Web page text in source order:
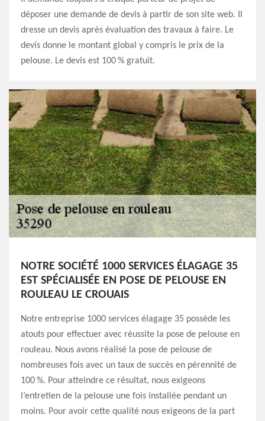
déposer une demande de devis à partir de son site web. Il
dresse un devis après évaluation des travaux à faire. Le
devis donne le montant global y compris le prix de la
pelouse. Le devis est 100 % gratuit.
NOTRE SOCIÉTÉ 1000 SERVICES ÉLAGAGE 35
EST SPÉCIALISÉE EN POSE DE PELOUSE EN
ROULEAU LE CROUAIS
Notre entreprise 1000 services élagage 35 possède les
atouts pour effectuer avec réussite la pose de pelouse en
rouleau. Nous avons réalisé la pose de pelouse de
nombreuses fois avec un taux de succès en pérennité de
100 %. Pour atteindre ce résultat, nous exigeons
l’entretien de la pelouse une fois installée pendant un
moins. Pour avoir cette qualité nous exigeons de la part